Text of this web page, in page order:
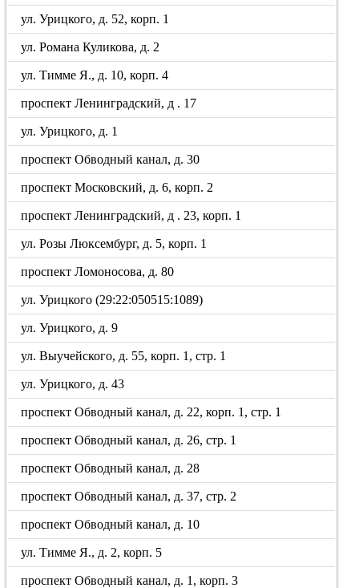
ул. Урицкого, д. 52, корп. 1
ул. Романа Куликова, д. 2
ул. Тимме Я., д. 10, корп. 4
проспект Ленинградский, д . 17
ул. Урицкого, д. 1
проспект Обводный канал, д. 30
проспект Московский, д. 6, корп. 2
проспект Ленинградский, д . 23, корп. 1
ул. Розы Люксембург, д. 5, корп. 1
проспект Ломоносова, д. 80
ул. Урицкого (29:22:050515:1089)
ул. Урицкого, д. 9
ул. Выучейского, д. 55, корп. 1, стр. 1
ул. Урицкого, д. 43
проспект Обводный канал, д. 22, корп. 1, стр. 1
проспект Обводный канал, д. 26, стр. 1
проспект Обводный канал, д. 28
проспект Обводный канал, д. 37, стр. 2
проспект Обводный канал, д. 10
ул. Тимме Я., д. 2, корп. 5
проспект Обводный канал, д. 1, корп. 3